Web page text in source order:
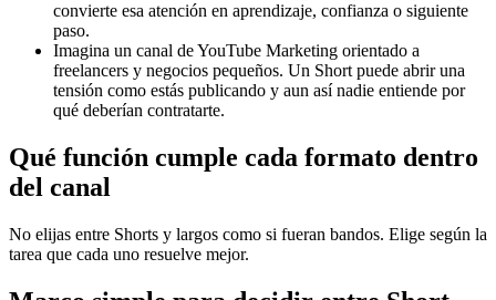
convierte esa atención en aprendizaje, confianza o siguiente
paso.
Imagina un canal de YouTube Marketing orientado a
freelancers y negocios pequeños. Un Short puede abrir una
tensión como estás publicando y aun así nadie entiende por
qué deberían contratarte.
Qué función cumple cada formato dentro
del canal
No elijas entre Shorts y largos como si fueran bandos. Elige según la
tarea que cada uno resuelve mejor.